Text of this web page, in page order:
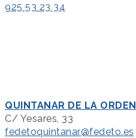
925 53 23 34
QUINTANAR DE LA ORDEN
C/ Yesares, 33
fedetoquintanar@fedeto.es